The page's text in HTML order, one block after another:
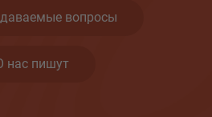
вопросы
нас пишут